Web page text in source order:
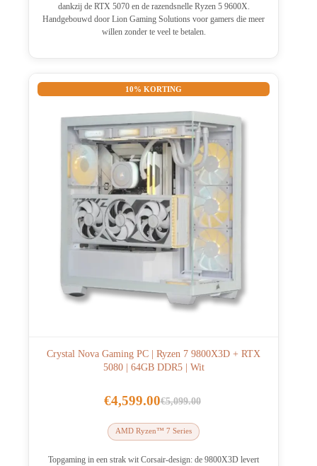
dankzij de RTX 5070 en de razendsnelle Ryzen 5 9600X.
Handgebouwd door Lion Gaming Solutions voor gamers die meer
willen zonder te veel te betalen.
10% KORTING
Crystal Nova Gaming PC | Ryzen 7 9800X3D + RTX
5080 | 64GB DDR5 | Wit
€5,099.00
Oorspronkelijke
prijs
was:
€5,099.00.
€4,599.00Huidige
prijs
is:
€4,599.00.
AMD Ryzen™ 7 Series
Topgaming in een strak wit Corsair-design: de 9800X3D levert